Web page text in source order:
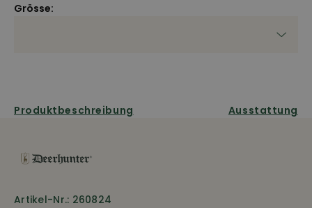
Grösse:
Produktbeschreibung Ausstattung
Artikel-Nr.: 260824